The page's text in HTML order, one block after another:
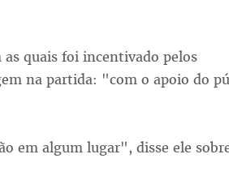
as quais foi incentivado pelos
na partida: "com o apoio do
em algum lugar", disse ele